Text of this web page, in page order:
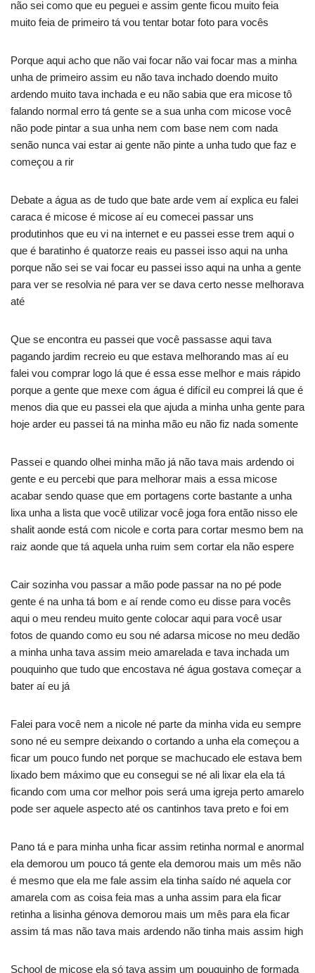
não sei como que eu peguei e assim gente ficou muito feia
muito feia de primeiro tá vou tentar botar foto para vocês
Porque aqui acho que não vai focar não vai focar mas a minha
unha de primeiro assim eu não tava inchado doendo muito
ardendo muito tava inchada e eu não sabia que era micose tô
falando normal erro tá gente se a sua unha com micose você
não pode pintar a sua unha nem com base nem com nada
senão nunca vai estar ai gente não pinte a unha tudo que faz e
começou a rir
Debate a água as de tudo que bate arde vem aí explica eu falei
caraca é micose é micose aí eu comecei passar uns
produtinhos que eu vi na internet e eu passei esse trem aqui o
que é baratinho é quatorze reais eu passei isso aqui na unha
porque não sei se vai focar eu passei isso aqui na unha a gente
para ver se resolvia né para ver se dava certo nesse melhorava
até
Que se encontra eu passei que você passasse aqui tava
pagando jardim recreio eu que estava melhorando mas aí eu
falei vou comprar logo lá que é essa esse melhor e mais rápido
porque a gente que mexe com água é difícil eu comprei lá que é
menos dia que eu passei ela que ajuda a minha unha gente para
hoje arder eu passei tá na minha mão eu não fiz nada somente
Passei e quando olhei minha mão já não tava mais ardendo oi
gente e eu percebi que para melhorar mais a essa micose
acabar sendo quase que em portagens corte bastante a unha
lixa unha a lista que você utilizar você joga fora então nisso ele
shalit aonde está com nicole e corta para cortar mesmo bem na
raiz aonde que tá aquela unha ruim sem cortar ela não espere
Cair sozinha vou passar a mão pode passar na no pé pode
gente é na unha tá bom e aí rende como eu disse para vocês
aqui o meu rendeu muito gente colocar aqui para você usar
fotos de quando como eu sou né adarsa micose no meu dedão
a minha unha tava assim meio amarelada e tava inchada um
pouquinho que tudo que encostava né água gostava começar a
bater aí eu já
Falei para você nem a nicole né parte da minha vida eu sempre
sono né eu sempre deixando o cortando a unha ela começou a
ficar um pouco fundo net porque se machucado ele estava bem
lixado bem máximo que eu consegui se né ali lixar ela ela tá
ficando com uma cor melhor pois será uma igreja perto amarelo
pode ser aquele aspecto até os cantinhos tava preto e foi em
Pano tá e para minha unha ficar assim retinha normal e anormal
ela demorou um pouco tá gente ela demorou mais um mês não
é mesmo que ela me fale assim ela tinha saído né aquela cor
amarela com as coisa feia mas a unha assim para ela ficar
retinha a lisinha génova demorou mais um mês para ela ficar
assim tá mas não tava mais ardendo não tinha mais assim high
School de micose ela só tava assim um pouquinho de formada